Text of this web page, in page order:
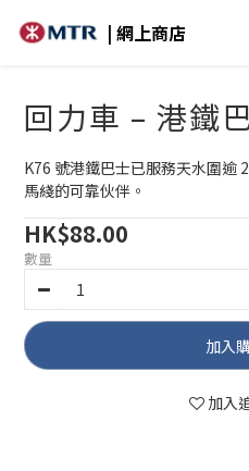
| 網上商店
回力車 – 港鐵
K76 號港鐵巴士已服務天水圍逾
馬綫的可靠伙伴。
HK$88.00
數量
加入
加入